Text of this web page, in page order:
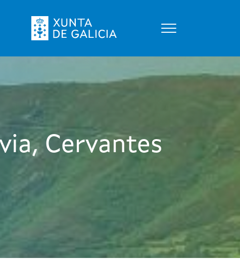
Toggle
Cervantes